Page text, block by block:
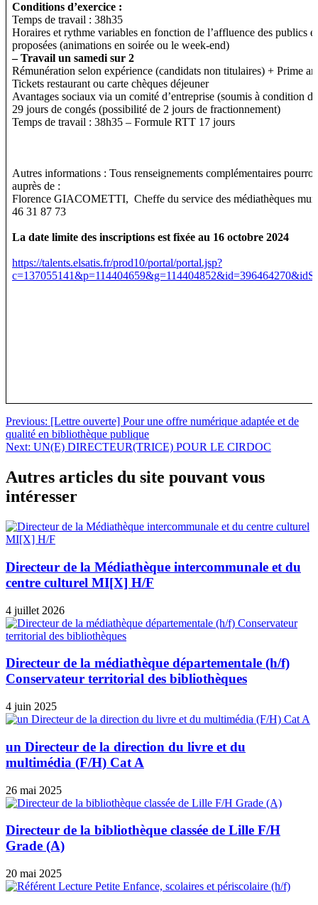
Conditions d’exercice :
Temps de travail : 38h35
Horaires et rythme variables en fonction de l’affluence des publics
proposées (animations en soirée ou le week-end)
– Travail un samedi sur 2
Rémunération selon expérience (candidats non titulaires) + Prime
Tickets restaurant ou carte chèques déjeuner
Avantages sociaux via un comité d’entreprise (soumis à condition
29 jours de congés (possibilité de 2 jours de fractionnement)
Temps de travail : 38h35 – Formule RTT 17 jours
Autres informations : Tous renseignements complémentaires
auprès de :
Florence GIACOMETTI, Cheffe du service des médiathèques
46 31 87 73
La date limite des inscriptions est fixée au 16 octobre 2024
https://talents.elsatis.fr/prod10/portal/portal.jsp?
Navigation
de
Previous: [Lettre ouverte] Pour une offre numérique adaptée et de
qualité en bibliothèque publique
Next: UN(E) DIRECTEUR(TRICE) POUR LE CIRDOC
Autres articles du site pouvant vous
intéresser
Directeur de la Médiathèque intercommunale et du
centre culturel MI[X] H/F
4 juillet 2026
Directeur de la médiathèque départementale (h/f)
Conservateur territorial des bibliothèques
4 juin 2025
un Directeur de la direction du livre et du
multimédia (F/H) Cat A
26 mai 2025
Directeur de la bibliothèque classée de Lille F/H
Grade (A)
20 mai 2025